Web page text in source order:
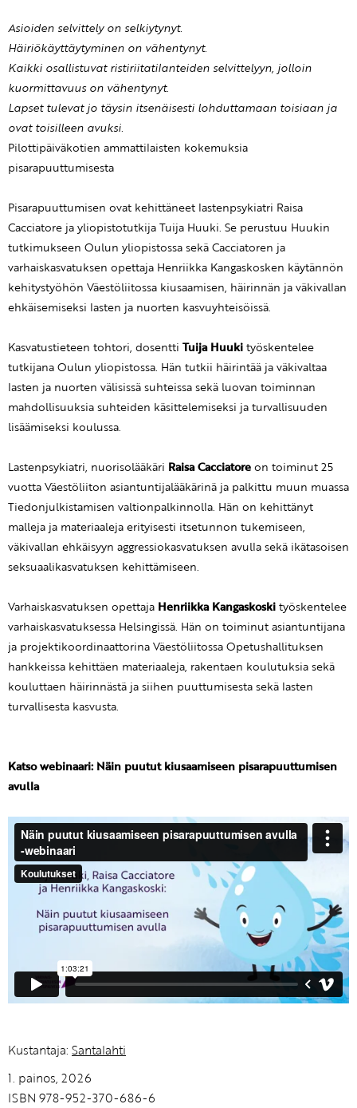
Asioiden selvittely on selkiytynyt.
Häiriökäyttäytyminen on vähentynyt.
Kaikki osallistuvat ristiriitatilanteiden selvittelyyn, jolloin
kuormittavuus on vähentynyt.
Lapset tulevat jo täysin itsenäisesti lohduttamaan toisiaan ja
ovat toisilleen avuksi.
Pilottipäiväkotien ammattilaisten kokemuksia
pisarapuuttumisesta
Pisarapuuttumisen ovat kehittäneet lastenpsykiatri Raisa
Cacciatore ja yliopistotutkija Tuija Huuki. Se perustuu Huukin
tutkimukseen Oulun yliopistossa sekä Cacciatoren ja
varhaiskasvatuksen opettaja Henriikka Kangaskosken käytännön
kehitystyöhön Väestöliitossa kiusaamisen, häirinnän ja väkivallan
ehkäisemiseksi lasten ja nuorten kasvuyhteisöissä.
Kasvatustieteen tohtori, dosentti Tuija Huuki työskentelee
tutkijana Oulun yliopistossa. Hän tutkii häirintää ja väkivaltaa
lasten ja nuorten välisissä suhteissa sekä luovan toiminnan
mahdollisuuksia suhteiden käsittelemiseksi ja turvallisuuden
lisäämiseksi koulussa.
Lastenpsykiatri, nuorisolääkäri Raisa Cacciatore on toiminut 25
vuotta Väestöliiton asiantuntijalääkärinä ja palkittu muun muassa
Tiedonjulkistamisen valtionpalkinnolla. Hän on kehittänyt
malleja ja materiaaleja erityisesti itsetunnon tukemiseen,
väkivallan ehkäisyyn aggressiokasvatuksen avulla sekä ikätasoisen
seksuaalikasvatuksen kehittämiseen.
Varhaiskasvatuksen opettaja Henriikka Kangaskoski työskentelee
varhaiskasvatuksessa Helsingissä. Hän on toiminut asiantuntijana
ja projektikoordinaattorina Väestöliitossa Opetushallituksen
hankkeissa kehittäen materiaaleja, rakentaen koulutuksia sekä
kouluttaen häirinnästä ja siihen puuttumisesta sekä lasten
turvallisesta kasvusta.
Katso webinaari: Näin puutut kiusaamiseen pisarapuuttumisen
avulla
Kustantaja: Santalahti
1. painos, 2026
ISBN 978-952-370-686-6